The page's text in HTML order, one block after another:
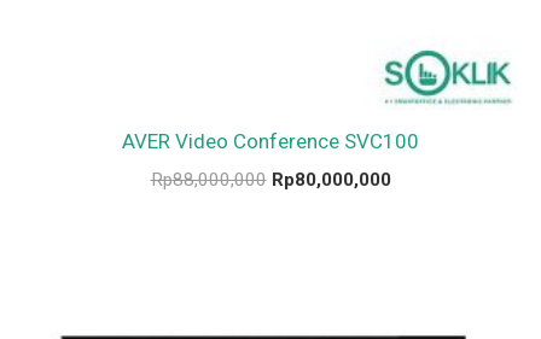
AVER Video Conference SVC100
Rp88,000,000 Rp80,000,000